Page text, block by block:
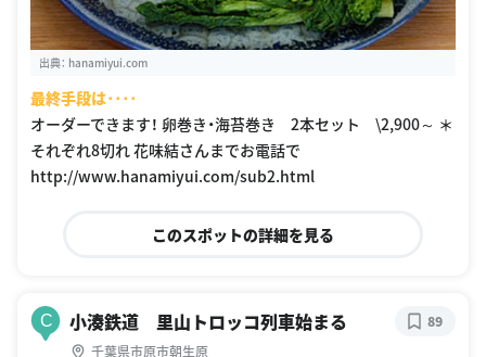
出典： hanamiyui.com
最終手段は････
オーダーできます！ 卵巻き・海苔巻き 2本セット \2,900～ ＊
それぞれ8切れ 花味結さんまでお電話で
http://www.hanamiyui.com/sub2.html
このスポットの詳細を見る
C 小湊鉄道 里山トロッコ列車始まる
千葉県市原市朝生原
89